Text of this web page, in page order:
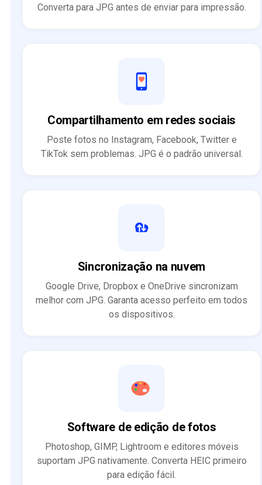
Converta para JPG antes de enviar para impressão.
Compartilhamento em redes sociais
Poste fotos no Instagram, Facebook, Twitter e
TikTok sem problemas. JPG é o padrão universal.
Sincronização na nuvem
Google Drive, Dropbox e OneDrive sincronizam
melhor com JPG. Garanta acesso perfeito em todos
os dispositivos.
Software de edição de fotos
Photoshop, GIMP, Lightroom e editores móveis
suportam JPG nativamente. Converta HEIC primeiro
para edição fácil.